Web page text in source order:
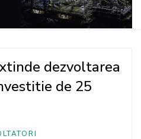
dezvoltarea
de 25